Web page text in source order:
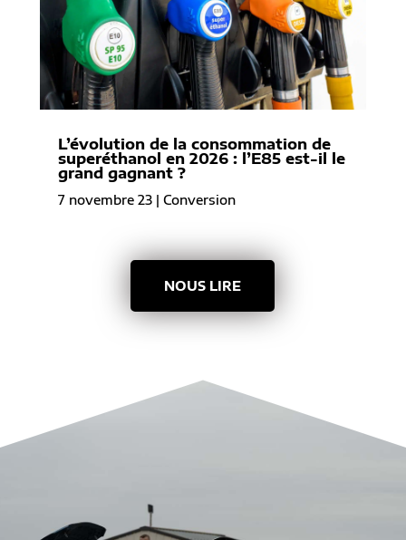
L’évolution de la consommation de
superéthanol en 2026 : l’E85 est-il le
grand gagnant ?
7 novembre 23| Conversion
NOUS LIRE